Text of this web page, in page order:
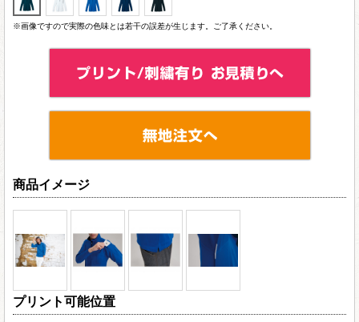
※画像ですので実際の色味とは若干の誤差が生じます。ご了承ください。
商品イメージ
プリント可能位置